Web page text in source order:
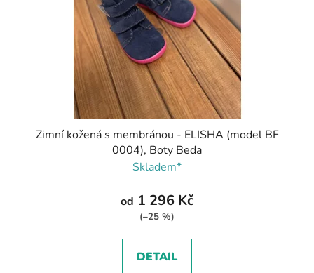
Zimní kožená s membránou - ELISHA (model BF
0004), Boty Beda
Skladem*
od 1 296 Kč
(–25 %)
DETAIL